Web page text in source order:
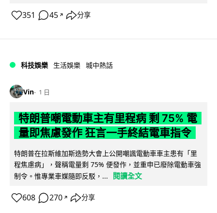
351 45 ↗ 分享
科技娛樂 生活娛樂 城中熱話
Vin 1 日
特朗普嘲電動車主有里程病 剩 75% 電
量即焦慮發作 狂言一手終結電車指令
特朗普在拉斯維加斯造勢大會上公開嘲諷電動車車主患有「里
程焦慮病」，聲稱電量剩 75% 便發作，並重申已廢除電動車強
制令。惟專業車媒隨即反駁，...
閱讀全文
608 270 ↗ 分享